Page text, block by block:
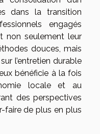
dans la transition
engagés
non seulement leur
douces, mais
l’entretien durable
bénéficie à la fois
locale et au
des perspectives
faire de plus en plus